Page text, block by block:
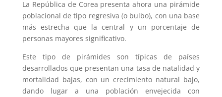
La República de Corea presenta ahora una pirámide
poblacional de tipo regresiva (o bulbo), con una base
más estrecha que la central y un porcentaje de
personas mayores significativo.
Este tipo de pirámides son típicas de países
desarrollados que presentan una tasa de natalidad y
mortalidad bajas, con un crecimiento natural bajo,
dando lugar a una población envejecida con